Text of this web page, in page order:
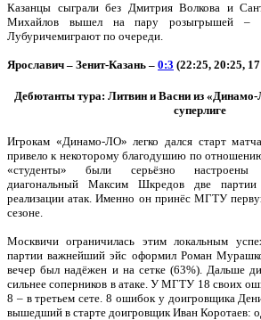
Казанцы сыграли без Дмитрия Волкова и
Михайлов вышел на пару розыгрышей –
Лубуричемиграют по очереди.
Ярославич – Зенит-Казань – 0:3 (22:25, 20:25,
Дебютанты тура: Литвин и Васни из
суперлиге
Игрокам «Динамо-ЛО» легко дался старт
привело к некоторому благодушию по
«студенты» были серьёзно
диагональный Максим Шкредов две
реализации атак. Именно он принёс МГТУ
сезоне.
Москвичи ограничилась этим локальным
партии важнейший эйс оформил Роман
вечер был надёжен и на сетке (63%). Дальше
сильнее соперников в атаке. У МГТУ 18 своих
8 – в третьем сете. 8 ошибок у доигровщика
вышедший в старте доигровщик Иван Коротаев: